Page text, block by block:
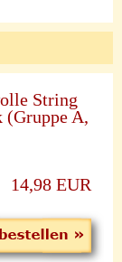
String
(Gruppe A,
14,98 EUR